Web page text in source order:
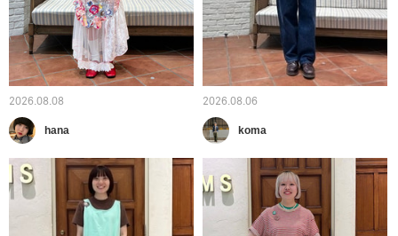
2026.08.08
hana
2026.08.06
koma